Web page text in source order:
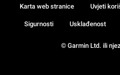
© Garmin Ltd. ili
Karta web stranice Uvjeti
Sigurnosti Usklađenost